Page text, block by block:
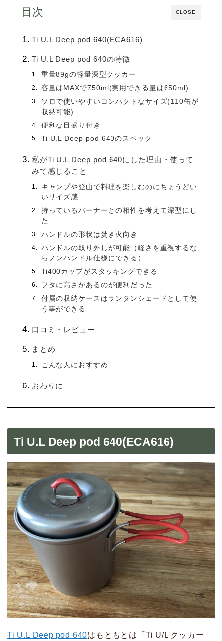
CLOSE
目次
Ti U.L Deep pod 640(ECA616)
Ti U.L Deep pod 640の特徴
重量89gの軽量深型クッカー
容量はMAXで750ml(実用できる量は650ml)
ソロで使いやすいコンパクトなサイズ(110缶が
収納可能)
便利な目盛り付き
Ti U.L Deep pod 640のスペック
私がTi U.L Deep pod 640にした理由・使って
みて感じること
キャンプや登山で料理を楽しむのにちょうどい
いサイズ感
持っているバーナーとの相性を考えて深型にし
た
ハンドルの形状は焚き火向き
ハンドルの取り外しが可能（軽さを重視するな
らノンハンドル仕様にできる）
Ti400カップがスタッキングできる
フタに高さがあるのが便利だった
付属の収納ケースはランタンシェードとして使
う事ができる
口コミ・レビュー
まとめ
こんな人におすすめ
おわりに
Ti U.L Deep pod 640(ECA616)
Ti U.L Deep pod 640はもともとは「Ti U/L クッカー